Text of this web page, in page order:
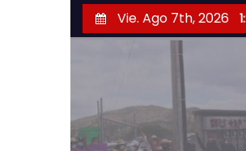
a
r
a
Vie. Ago 7th, 2026